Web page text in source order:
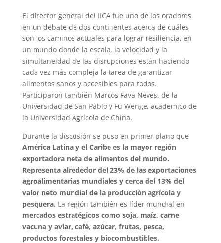
El director general del IICA fue uno de los oradores
en un debate de dos continentes acerca de cuáles
son los caminos actuales para lograr resiliencia, en
un mundo donde la escala, la velocidad y la
simultaneidad de las disrupciones están haciendo
cada vez más compleja la tarea de garantizar
alimentos sanos y accesibles para todos.
Participaron también Marcos Fava Neves, de la
Universidad de San Pablo y Fu Wenge, académico de
la Universidad Agrícola de China.
Durante la discusión se puso en primer plano que
América Latina y el Caribe es la mayor región
exportadora neta de alimentos del mundo.
Representa alrededor del 23% de las exportaciones
agroalimentarias mundiales y cerca del 13% del
valor neto mundial de la producción agrícola y
pesquera. La región también es líder mundial en
mercados estratégicos como soja, maíz, carne
vacuna y aviar, café, azúcar, frutas, pesca,
productos forestales y biocombustibles.